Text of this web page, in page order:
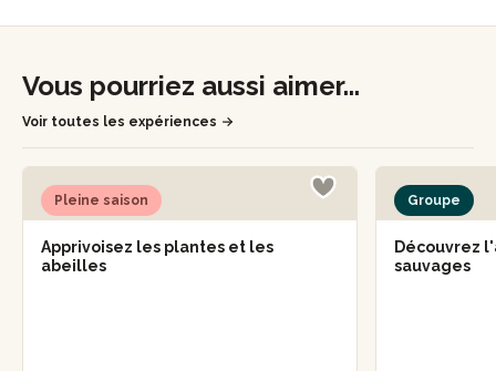
Vous pourriez aussi aimer...
Voir toutes les expériences
Pleine saison
Apprivoisez les plantes et les
abeilles
Groupe
Découvrez
sauvages